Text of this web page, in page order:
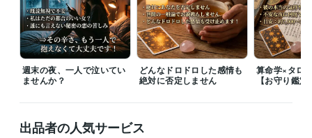
◉テキスト鑑定・ご相談
お申し込みは【24時間】いつでも受付中です！
深夜に不安で押しつぶされそうになった時も、一人で泣かずに、遠慮な
くご依頼（メッセージ）を投げてくださいね。
「すぐにお返事が欲しい（スピードタロット）」「じっくり深く知りた
い（算命学×タロット）」「数日間じっくり話を聞いてほしい（プレミア
経験職種
週末の夜、一人で泣いてい
ませんか？
どんなドロドロした感情も
絶対に否定しません
算命学×タロ
【お守り鑑定
出品者の人気サービス